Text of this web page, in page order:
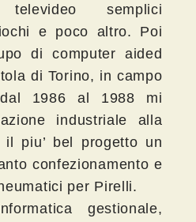
semplici
e poco altro. Poi
di computer aided
di Torino, in campo
1986 al 1988 mi
industriale alla
il piu’ bel progetto un
confezionamento e
per Pirelli.
gestionale,